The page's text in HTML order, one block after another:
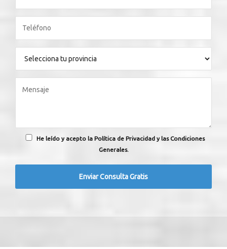
He leído y acepto la Política de Privacidad y las Condiciones
Generales.